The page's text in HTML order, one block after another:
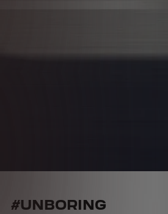
#UNBORING